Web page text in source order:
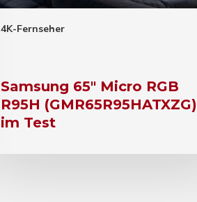
4K-Fernseher
Samsung 65″ Micro RGB
R95H (GMR65R95HATXZG)
im Test